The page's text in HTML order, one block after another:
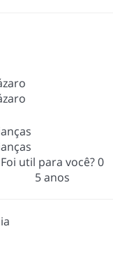
Foi util para você?0
5 anos